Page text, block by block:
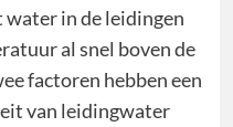
in de leidingen
al snel boven de
factoren hebben een
van leidingwater